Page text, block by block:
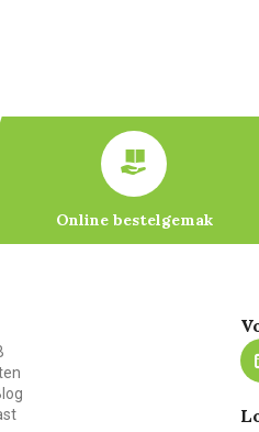
Online bestelgemak